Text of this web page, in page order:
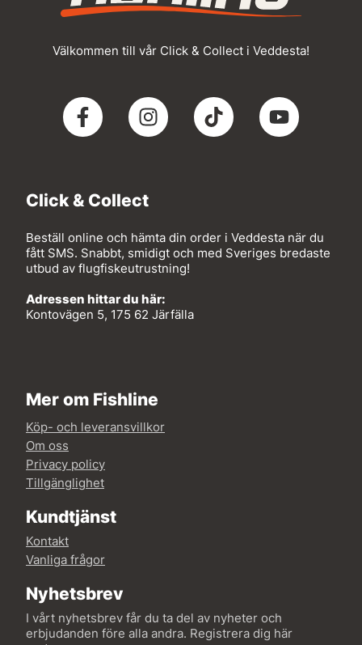
Välkommen till vår Click & Collect i Veddesta!
Click & Collect
Beställ online och hämta din order i Veddesta när du
fått SMS. Snabbt, smidigt och med Sveriges bredaste
utbud av flugfiskeutrustning!
Adressen hittar du här:
Kontovägen 5, 175 62 Järfälla
Mer om Fishline
Köp- och leveransvillkor
Om oss
Privacy policy
Tillgänglighet
Kundtjänst
Kontakt
Vanliga frågor
Nyhetsbrev
I vårt nyhetsbrev får du ta del av nyheter och
erbjudanden före alla andra. Registrera dig här